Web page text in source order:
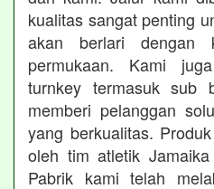
kualitas sangat penting
akan berlari dengan
permukaan. Kami
turnkey termasuk sub
memberi pelanggan
yang berkualitas.
oleh tim atletik
Pabrik kami telah